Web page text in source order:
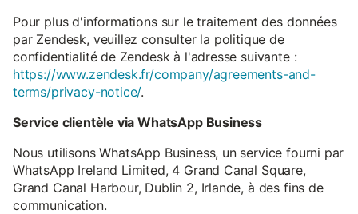
Pour plus d'informations sur le traitement des données
par Zendesk, veuillez consulter la politique de
confidentialité de Zendesk à l'adresse suivante :
https://www.zendesk.fr/company/agreements-and-
terms/privacy-notice/.
Service clientèle via WhatsApp Business
Nous utilisons WhatsApp Business, un service fourni par
WhatsApp Ireland Limited, 4 Grand Canal Square,
Grand Canal Harbour, Dublin 2, Irlande, à des fins de
communication.